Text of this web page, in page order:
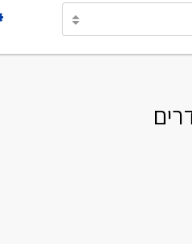
מרטה אמבון